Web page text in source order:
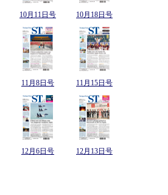
10月11日号 10月18日号
11月8日号 11月15日号
12月6日号 12月13日号